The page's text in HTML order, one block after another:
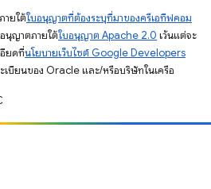
ายใต้ใบอนุญาตที่ต้องระบุที่มาของครีเอทีฟคอม
นุญาตภายใต้ใบอนุญาต Apache 2.0 เว้นแต่จะ
อียดที่นโยบายเว็บไซต์ Google Developers
เบียนของ Oracle และ/หรือบริษัทในเครือ